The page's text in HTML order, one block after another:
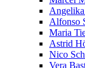
Alfonso
Maria
Astrid
Nico
Vera